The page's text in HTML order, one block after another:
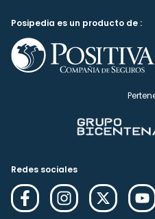
Posipedia es un producto de :
Redes sociales